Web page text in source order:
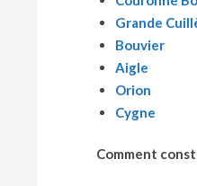
Grande
Bouvier
Aigle
Orion
Cygne
Comment